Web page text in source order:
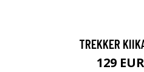
TREKKER
129 EUR